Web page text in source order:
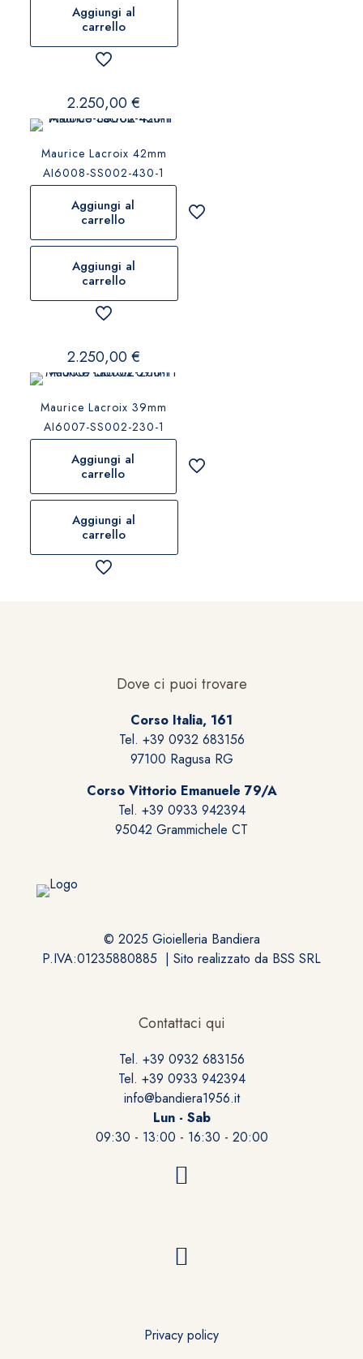
Aggiungi al
carrello
2.250,00€
Maurice Lacroix 42mm
AI6008-SS002-430-1
Aggiungi al
carrello
Aggiungi al
carrello
2.250,00€
Maurice Lacroix 39mm
AI6007-SS002-230-1
Aggiungi al
carrello
Aggiungi al
carrello
Dove ci puoi trovare
Corso Italia, 161
Tel. +39 0932 683156
97100 Ragusa RG
Corso Vittorio Emanuele 79/A
Tel. +39 0933 942394
95042 Grammichele CT
© 2025 Gioielleria Bandiera
P.IVA:01235880885 | Sito realizzato da BSS SRL
Contattaci qui
Tel. +39 0932 683156
Tel. +39 0933 942394
info@bandiera1956.it
Lun - Sab
09:30 - 13:00 - 16:30 - 20:00
Privacy policy